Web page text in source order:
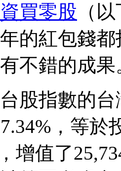
買零股 （
的紅包錢
不錯的成果
股指數的台
，等於
增值了